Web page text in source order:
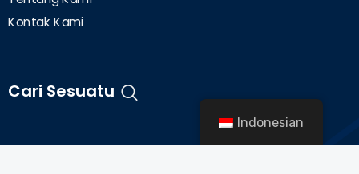
Kontak Kami
Cari Sesuatu
Indonesian